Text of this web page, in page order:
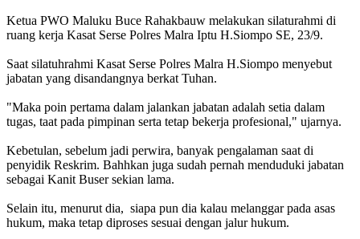
Ketua PWO Maluku Buce Rahakbauw melakukan silaturahmi di
ruang kerja Kasat Serse Polres Malra Iptu H.Siompo SE, 23/9.
Saat silatuhrahmi Kasat Serse Polres Malra H.Siompo menyebut
jabatan yang disandangnya berkat Tuhan.
"Maka poin pertama dalam jalankan jabatan adalah setia dalam
tugas, taat pada pimpinan serta tetap bekerja profesional," ujarnya.
Kebetulan, sebelum jadi perwira, banyak pengalaman saat di
penyidik Reskrim. Bahhkan juga sudah pernah menduduki jabatan
sebagai Kanit Buser sekian lama.
Selain itu, menurut dia, siapa pun dia kalau melanggar pada asas
hukum, maka tetap diproses sesuai dengan jalur hukum.